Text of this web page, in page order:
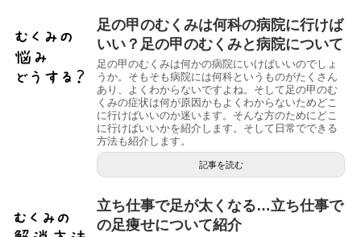
足の甲のむくみは何科の病院に行けば
いい？足の甲のむくみと病院について
足の甲のむくみは何かの病院にいけばいいのでしょ
うか。そもそも病院には何科というものがたくさん
あり、よくわからないですよね。そして足の甲のむ
くみの症状は何が原因かもよくわからないためどこ
に行けばいいのか迷います。そんな方のためにどこ
に行けばいいかを紹介します。そして日常でできる
方法も紹介します。
記事を読む
立ち仕事で足が太くなる…立ち仕事で
の足痩せについて紹介